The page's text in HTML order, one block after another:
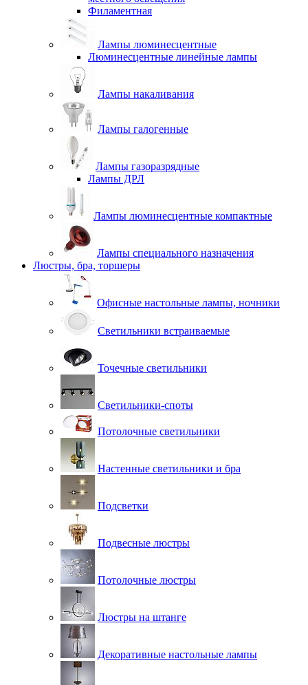
Филаментная
Лампы люминесцентные
Люминесцентные линейные лампы
Лампы накаливания
Лампы галогенные
Лампы газоразрядные
Лампы ДРЛ
Лампы люминесцентные компактные
Лампы специального назначения
Люстры, бра, торшеры
Офисные настольные лампы, ночники
Светильники встраиваемые
Точечные светильники
Светильники-споты
Потолочные светильники
Настенные светильники и бра
Подсветки
Подвесные люстры
Потолочные люстры
Люстры на штанге
Декоративные настольные лампы